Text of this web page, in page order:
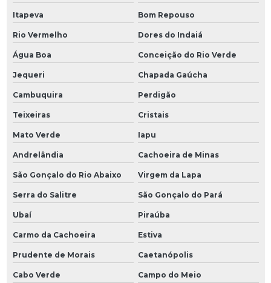
Itapeva Bom Repouso
Rio Vermelho Dores do Indaiá
Água Boa Conceição do Rio Verde
Jequeri Chapada Gaúcha
Cambuquira Perdigão
Teixeiras Cristais
Mato Verde Iapu
Andrelândia Cachoeira de Minas
São Gonçalo do Rio Abaixo Virgem da Lapa
Serra do Salitre São Gonçalo do Pará
Ubaí Piraúba
Carmo da Cachoeira Estiva
Prudente de Morais Caetanópolis
Cabo Verde Campo do Meio